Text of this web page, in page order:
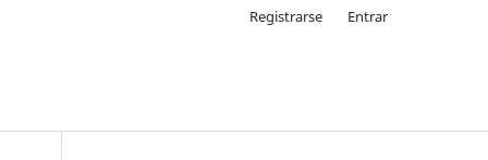
Registrarse Entrar